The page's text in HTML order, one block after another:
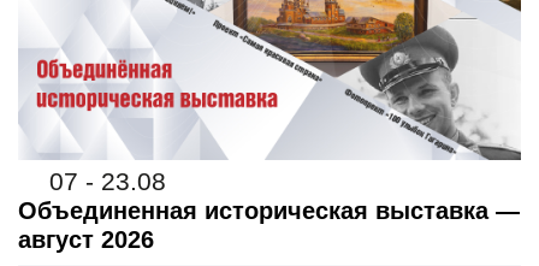
07 - 23.08
Объединенная историческая выставка —
август 2026